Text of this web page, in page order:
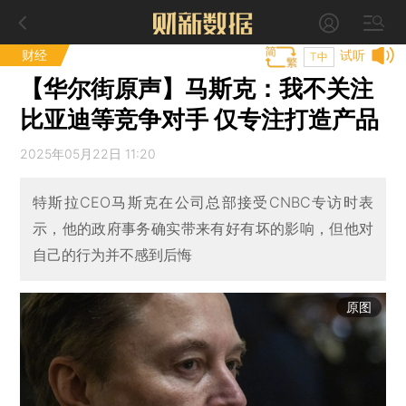
财经 试听
T中
【华尔街原声】马斯克：我不关注
比亚迪等竞争对手 仅专注打造产品
2025年05月22日 11:20
特斯拉CEO马斯克在公司总部接受CNBC专访时表
示，他的政府事务确实带来有好有坏的影响，但他对
自己的行为并不感到后悔
原图